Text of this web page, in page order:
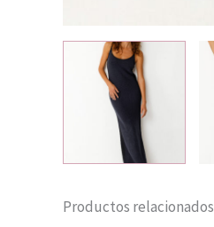
Productos relacionados